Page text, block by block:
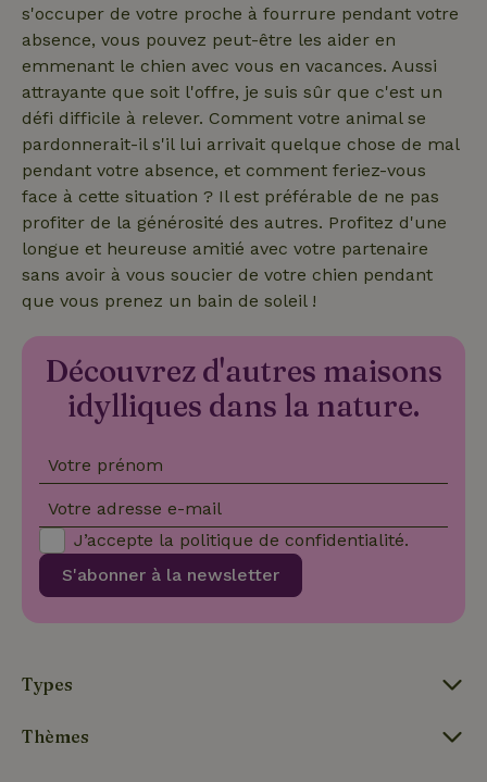
s'occuper de votre proche à fourrure pendant votre
absence, vous pouvez peut-être les aider en
emmenant le chien avec vous en vacances. Aussi
attrayante que soit l'offre, je suis sûr que c'est un
défi difficile à relever. Comment votre animal se
pardonnerait-il s'il lui arrivait quelque chose de mal
pendant votre absence, et comment feriez-vous
face à cette situation ? Il est préférable de ne pas
profiter de la générosité des autres. Profitez d'une
longue et heureuse amitié avec votre partenaire
sans avoir à vous soucier de votre chien pendant
que vous prenez un bain de soleil !
Découvrez d'autres maisons
idylliques dans la nature.
Votre prénom
Votre adresse e-mail
S'abonner à la newsletter
J’accepte la politique de confidentialité.
Types
Thèmes
_nhftconstraint_search-
group-locations
www.maisonnature.fr
_nhft_open-gds-onboarding www.maisonnature.fr
_nhft_search-group-